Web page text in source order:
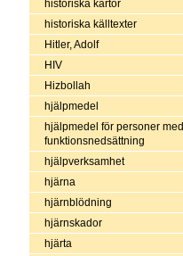
historiska kartor
historiska källtexter
Hitler, Adolf
HIV
Hizbollah
hjälpmedel
hjälpmedel för personer med
funktionsnedsättning
hjälpverksamhet
hjärna
hjärnblödning
hjärnskador
hjärta